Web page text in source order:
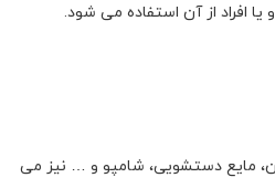
افراد از آن استفاده می شود.
مایع دستشویی، شامپو و … نیز می